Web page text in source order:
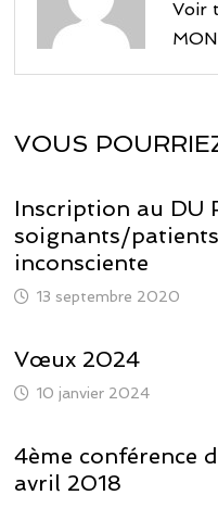
Voir
VOUS
Inscription au DU
soignants/
inconsciente
13 septembre 2020
Vœux 2024
10 janvier 2024
4ème conférence
avril 2018